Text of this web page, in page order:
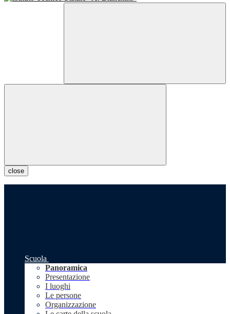
close
Scuola
Panoramica
Presentazione
I luoghi
Le persone
Organizzazione